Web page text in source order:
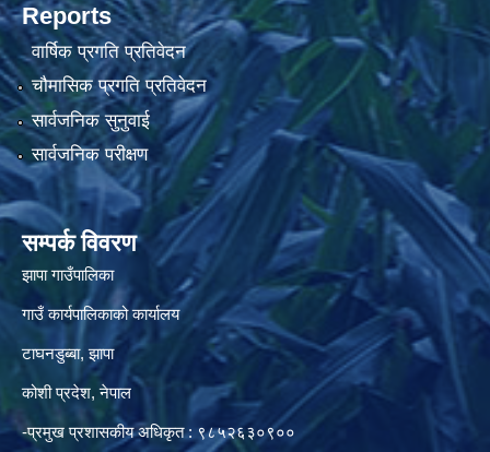
Reports
वार्षिक प्रगति प्रतिवेदन
चौमासिक प्रगति प्रतिवेदन
सार्वजनिक सुनुवाई
सार्वजनिक परीक्षण
सम्पर्क विवरण
झापा गाउँपालिका
गाउँ कार्यपालिकाको कार्यालय
टाघनडुब्बा, झापा
कोशी प्रदेश, नेपाल
-प्रमुख प्रशासकीय अधिकृत : ९८५२६३०९००